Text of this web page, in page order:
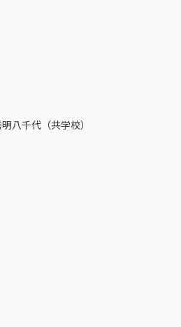
八千代（共学校）